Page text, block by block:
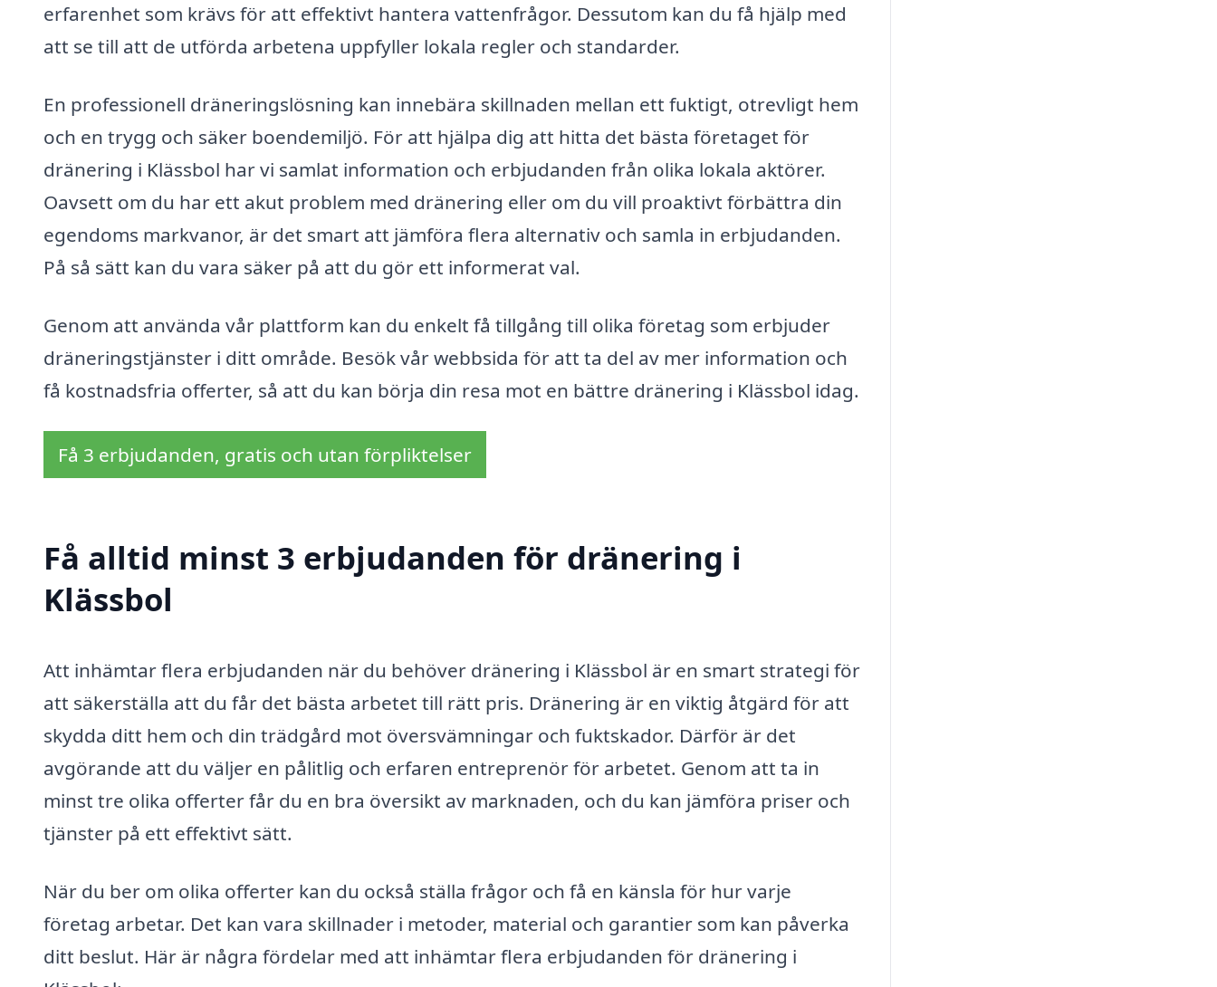
erfarenhet som krävs för att effektivt hantera vattenfrågor. Dessutom kan du få hjälp med
att se till att de utförda arbetena uppfyller lokala regler och standarder.
En professionell dräneringslösning kan innebära skillnaden mellan ett fuktigt, otrevligt hem
och en trygg och säker boendemiljö. För att hjälpa dig att hitta det bästa företaget för
dränering i Klässbol har vi samlat information och erbjudanden från olika lokala aktörer.
Oavsett om du har ett akut problem med dränering eller om du vill proaktivt förbättra din
egendoms markvanor, är det smart att jämföra flera alternativ och samla in erbjudanden.
På så sätt kan du vara säker på att du gör ett informerat val.
Genom att använda vår plattform kan du enkelt få tillgång till olika företag som erbjuder
dräneringstjänster i ditt område. Besök vår webbsida för att ta del av mer information och
få kostnadsfria offerter, så att du kan börja din resa mot en bättre dränering i Klässbol idag.
Få 3 erbjudanden, gratis och utan förpliktelser
Få alltid minst 3 erbjudanden för dränering i
Klässbol
Att inhämtar flera erbjudanden när du behöver dränering i Klässbol är en smart strategi för
att säkerställa att du får det bästa arbetet till rätt pris. Dränering är en viktig åtgärd för att
skydda ditt hem och din trädgård mot översvämningar och fuktskador. Därför är det
avgörande att du väljer en pålitlig och erfaren entreprenör för arbetet. Genom att ta in
minst tre olika offerter får du en bra översikt av marknaden, och du kan jämföra priser och
tjänster på ett effektivt sätt.
När du ber om olika offerter kan du också ställa frågor och få en känsla för hur varje
företag arbetar. Det kan vara skillnader i metoder, material och garantier som kan påverka
ditt beslut. Här är några fördelar med att inhämtar flera erbjudanden för dränering i